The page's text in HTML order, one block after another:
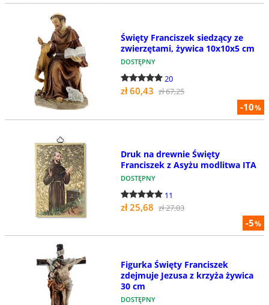
-10%
Święty Franciszek siedzący ze
zwierzętami, żywica 10x10x5 cm
DOSTĘPNY
20
zł 60,43 zł 67,25
-5%
Druk na drewnie Święty
Franciszek z Asyżu modlitwa ITA
DOSTĘPNY
11
zł 25,68 zł 27,03
Figurka Święty Franciszek
zdejmuje Jezusa z krzyża żywica
30 cm
DOSTĘPNY